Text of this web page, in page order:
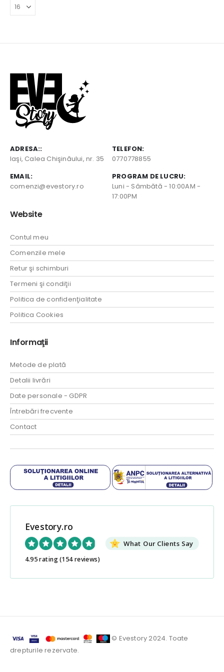
ADRESA::
Iaşi, Calea Chişinăului, nr. 35
TELEFON:
0770778855
EMAIL:
comenzi@evestory.ro
PROGRAM DE LUCRU:
Luni - Sâmbătă - 10:00AM -
17:00PM
Website
Contul meu
Comenzile mele
Retur şi schimburi
Termeni şi condiţii
Politica de confidenţialitate
Politica Cookies
Informaţii
Metode de plată
Detalii livrări
Date personale - GDPR
Întrebări frecvente
Contact
Evestory.ro
What Our Clients Say
4.95 rating(154 reviews)
© Evestory 2024. Toate
drepturile rezervate.